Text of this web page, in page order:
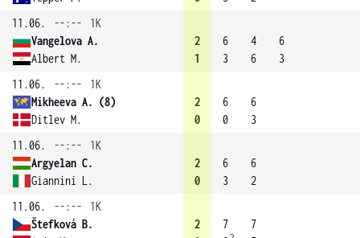
11.06.
--:--
1K
Vangelova A.
Albert M.
2
1
6
3
4
6
6
3
11.06.
--:--
1K
Mikheeva A. (8)
Ditlev M.
2
0
6
0
6
3
11.06.
--:--
1K
Argyelan C.
Giannini L.
2
0
6
3
6
2
11.06.
--:--
1K
Štefková B.
2
7
7